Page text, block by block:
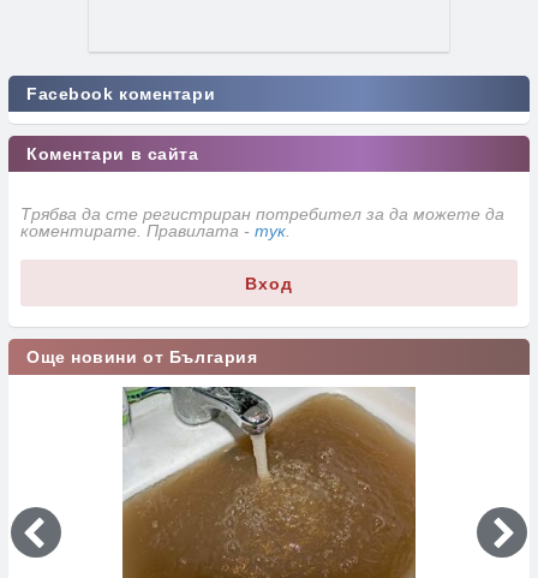
Facebook коментари
Коментари в сайта
Трябва да сте регистриран потребител за да можете да
коментирате. Правилата - тук
Вход
Още новини от България